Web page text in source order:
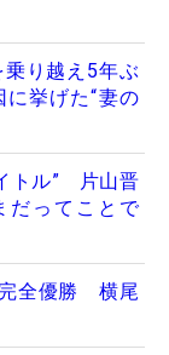
乗り越え5年ぶ
挙げた“妻の
トル” 片山晋
だってことで
完全優勝 横尾